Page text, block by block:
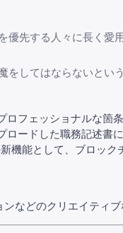
優先する人々に長く
をしてはならないと
ロフェッショナルな箇
ロードした職務記述書
機能として、ブロック
などのクリエイティ